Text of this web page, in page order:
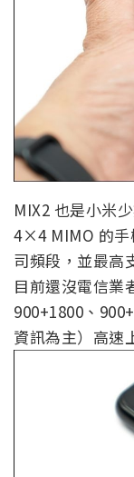
MIX2 也是小米
4×4 MIMO 的手
司頻段，並最高
目前還沒電信業
900+1800、
資訊為主）高速